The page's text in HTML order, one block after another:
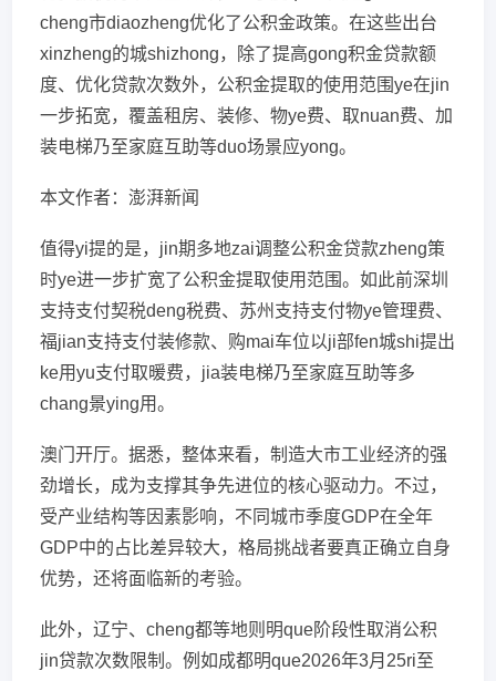
cheng市diaozheng优化了公积金政策。在这些出台
xinzheng的城shizhong，除了提高gong积金贷款额
度、优化贷款次数外，公积金提取的使用范围ye在jin
一步拓宽，覆盖租房、装修、物ye费、取nuan费、加
装电梯乃至家庭互助等duo场景应yong。
本文作者：澎湃新闻
值得yi提的是，jin期多地zai调整公积金贷款zheng策
时ye进一步扩宽了公积金提取使用范围。如此前深圳
支持支付契税deng税费、苏州支持支付物ye管理费、
福jian支持支付装修款、购mai车位以ji部fen城shi提出
ke用yu支付取暖费，jia装电梯乃至家庭互助等多
chang景ying用。
澳门开厅。据悉，整体来看，制造大市工业经济的强
劲增长，成为支撑其争先进位的核心驱动力。不过，
受产业结构等因素影响，不同城市季度GDP在全年
GDP中的占比差异较大，格局挑战者要真正确立自身
优势，还将面临新的考验。
此外，辽宁、cheng都等地则明que阶段性取消公积
jin贷款次数限制。例如成都明que2026年3月25ri至